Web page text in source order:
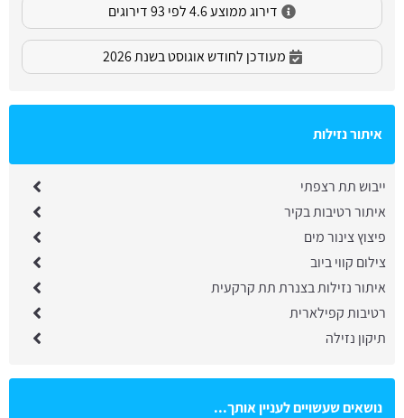
דירוג ממוצע 4.6 לפי 93 דירוגים
מעודכן לחודש אוגוסט בשנת 2026
איתור נזילות
ייבוש תת רצפתי
איתור רטיבות בקיר
פיצוץ צינור מים
צילום קווי ביוב
איתור נזילות בצנרת תת קרקעית
רטיבות קפילארית
תיקון נזילה
נושאים שעשויים לעניין אותך...